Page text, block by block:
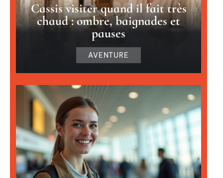
Cassis visiter quand il fait très
chaud : ombre, baignades et
pauses
AVENTURE